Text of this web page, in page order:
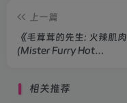
上一篇
《毛茸茸的先生: 火辣肌肉
(Mister Furry Hot
相关推荐